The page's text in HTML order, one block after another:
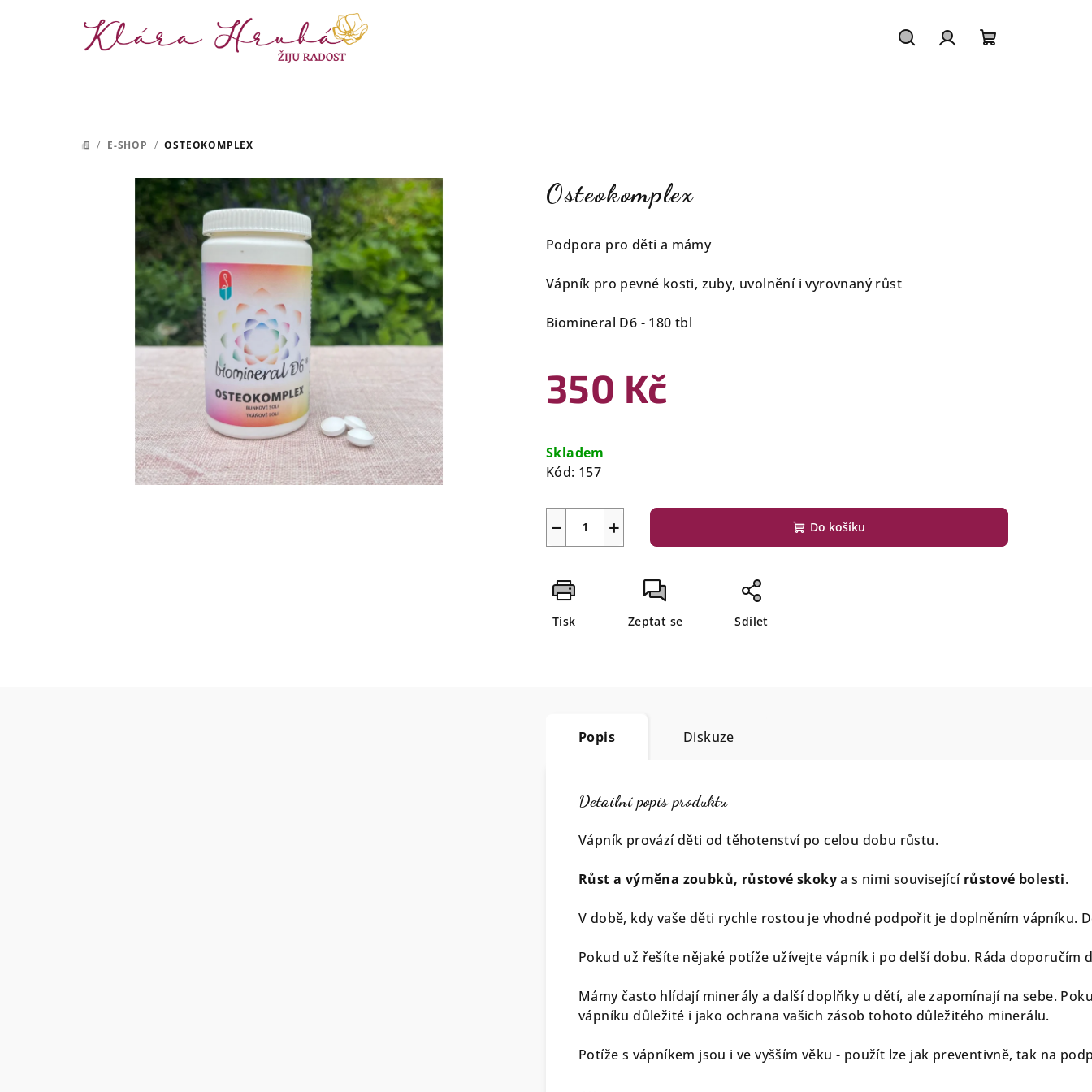
DOMŮ
/ E-SHOP / OSTEOKOMPLEX
Osteokomplex
Podpora pro děti a mámy
Vápník pro pevné kosti, zuby, uvolnění i vyrovnaný růst
Biomineral D6 - 180 tbl
350 Kč
cena:
Skladem
Kód: 157
+
− Do košíku
Tisk Zeptat se Sdílet
Popis Diskuze
Detailní popis produktu
Vápník provází děti od těhotenství po celou dobu růstu.
Růst a výměna zoubků, růstové skokya s nimi související růstové bolesti.
V době, kdy vaše děti rychle rostou je vhodné podpořit je doplněním vápníku.
Pokud už řešíte nějaké potíže užívejte vápník i po delší dobu. Ráda
Mámy často hlídají minerály a další doplňky u dětí, ale zapomínají na sebe.
vápníku důležité i jako ochrana vašich zásob tohoto důležitého minerálu.
Potíže s vápníkem jsou i ve vyšším věku - použít lze jak preventivně, tak na